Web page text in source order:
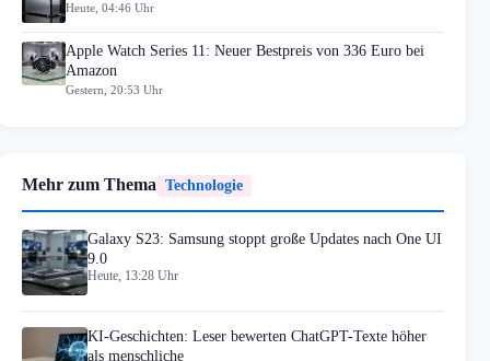
Heute, 04:46 Uhr
Apple Watch Series 11: Neuer Bestpreis von 336 Euro bei
Amazon
Gestern, 20:53 Uhr
Mehr zum Thema Technologie
Galaxy S23: Samsung stoppt große Updates nach One UI
9.0
Heute, 13:28 Uhr
KI-Geschichten: Leser bewerten ChatGPT-Texte höher
als menschliche